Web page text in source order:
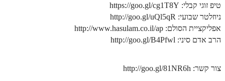
זהר שופטים מתקדמים
זוהר כי תצא מתחילים
זוהר וילך השקפה
טיפ זוגי קבלי: https://goo.gl/cg1T8Y
ניוזלטר שבועי: http://goo.gl/uQl5qR
אפליקציית הסולם: http://www.hasulam.co.il/ap
הרב אדם סיני: http://goo.gl/B4Pfwl
צור קשר: http://goo.gl/81NR6h